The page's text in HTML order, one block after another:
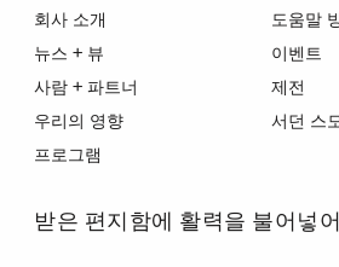
회사 소개
뉴스 + 뷰
사람 + 파트너
우리의 영향
프로그램
도움말
이벤트
제전
서던 스
받은 편지함에 활력을 불어넣